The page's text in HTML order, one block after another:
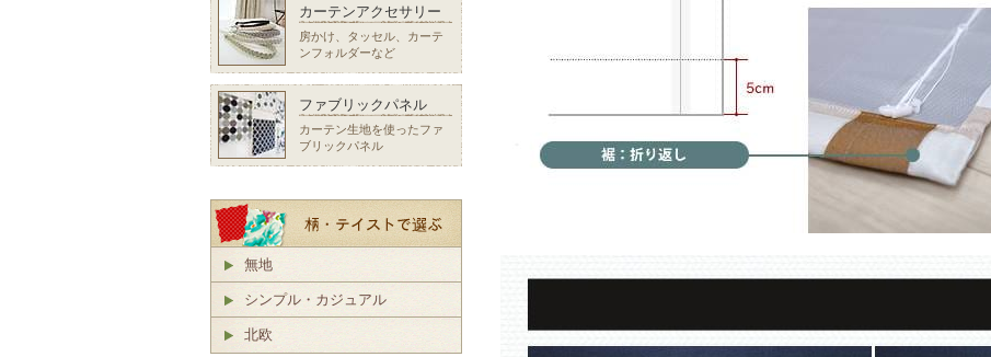
カーテンアクセサリー
房かけ、タッセル、カーテ
ンフォルダーなど
ファブリックパネル
カーテン生地を使ったファ
ブリックパネル
無地
シンプル・カジュアル
北欧